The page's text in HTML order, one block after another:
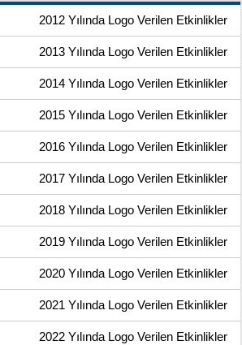
2012 Yılında Logo Verilen Etkinlikler
2013 Yılında Logo Verilen Etkinlikler
2014 Yılında Logo Verilen Etkinlikler
2015 Yılında Logo Verilen Etkinlikler
2016 Yılında Logo Verilen Etkinlikler
2017 Yılında Logo Verilen Etkinlikler
2018 Yılında Logo Verilen Etkinlikler
2019 Yılında Logo Verilen Etkinlikler
2020 Yılında Logo Verilen Etkinlikler
2021 Yılında Logo Verilen Etkinlikler
2022 Yılında Logo Verilen Etkinlikler